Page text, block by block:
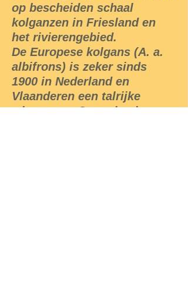
op bescheiden schaal
kolganzen in Friesland en
het rivierengebied.
De Europese kolgans (A. a.
albifrons) is zeker sinds
1900 in Nederland en
Vlaanderen een talrijke
wintergast. Sommige komen